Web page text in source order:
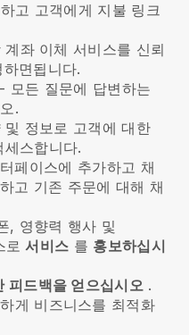
고 고객에게 지불 링크
계좌 이체 서비스를 신뢰
하면됩니다.
- 모든 질문에 답변하는
.
정보로 고객에 대한
스합니다.
페이스에 추가하고 채
고 기존 주문에 대해 채
, 영향력 행사 및
로서비스 를 홍보하십시
피드백을 얻으십시오 .
게 비즈니스를 최적화